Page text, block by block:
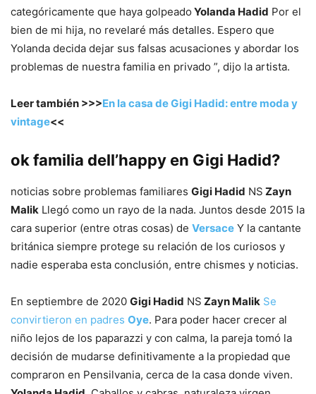
categóricamente que haya golpeado Yolanda Hadid Por el
bien de mi hija, no revelaré más detalles. Espero que
Yolanda decida dejar sus falsas acusaciones y abordar los
problemas de nuestra familia en privado ”, dijo la artista.
Leer también >>>En la casa de Gigi Hadid: entre moda y
vintage<<
ok familia dell’happy en Gigi Hadid?
noticias sobre problemas familiares Gigi Hadid NS Zayn
Malik Llegó como un rayo de la nada. Juntos desde 2015 la
cara superior (entre otras cosas) de Versace Y la cantante
británica siempre protege su relación de los curiosos y
nadie esperaba esta conclusión, entre chismes y noticias.
En septiembre de 2020 Gigi Hadid NS Zayn Malik Se
convirtieron en padres Oye. Para poder hacer crecer al
niño lejos de los paparazzi y con calma, la pareja tomó la
decisión de mudarse definitivamente a la propiedad que
compraron en Pensilvania, cerca de la casa donde viven.